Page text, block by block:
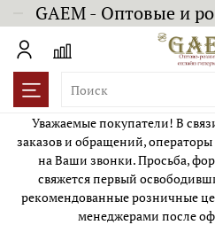
GAEM - Оптовые и
Уважаемые покупатели! В
заказов и обращений, операторы
на Ваши звонки. Просьба,
свяжется первый
рекомендованные розничные
менеджерами после